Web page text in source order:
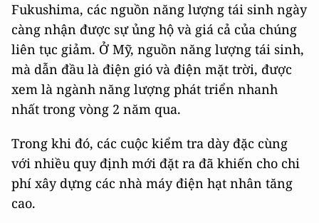
Fukushima, các nguồn năng lượng tái sinh ngày
càng nhận được sự ủng hộ và giá cả của chúng
liên tục giảm. Ở Mỹ, nguồn năng lượng tái sinh,
mà dẫn đầu là điện gió và điện mặt trời, được
xem là ngành năng lượng phát triển nhanh
nhất trong vòng 2 năm qua.
Trong khi đó, các cuộc kiểm tra dày đặc cùng
với nhiều quy định mới đặt ra đã khiến cho chi
phí xây dựng các nhà máy điện hạt nhân tăng
cao.